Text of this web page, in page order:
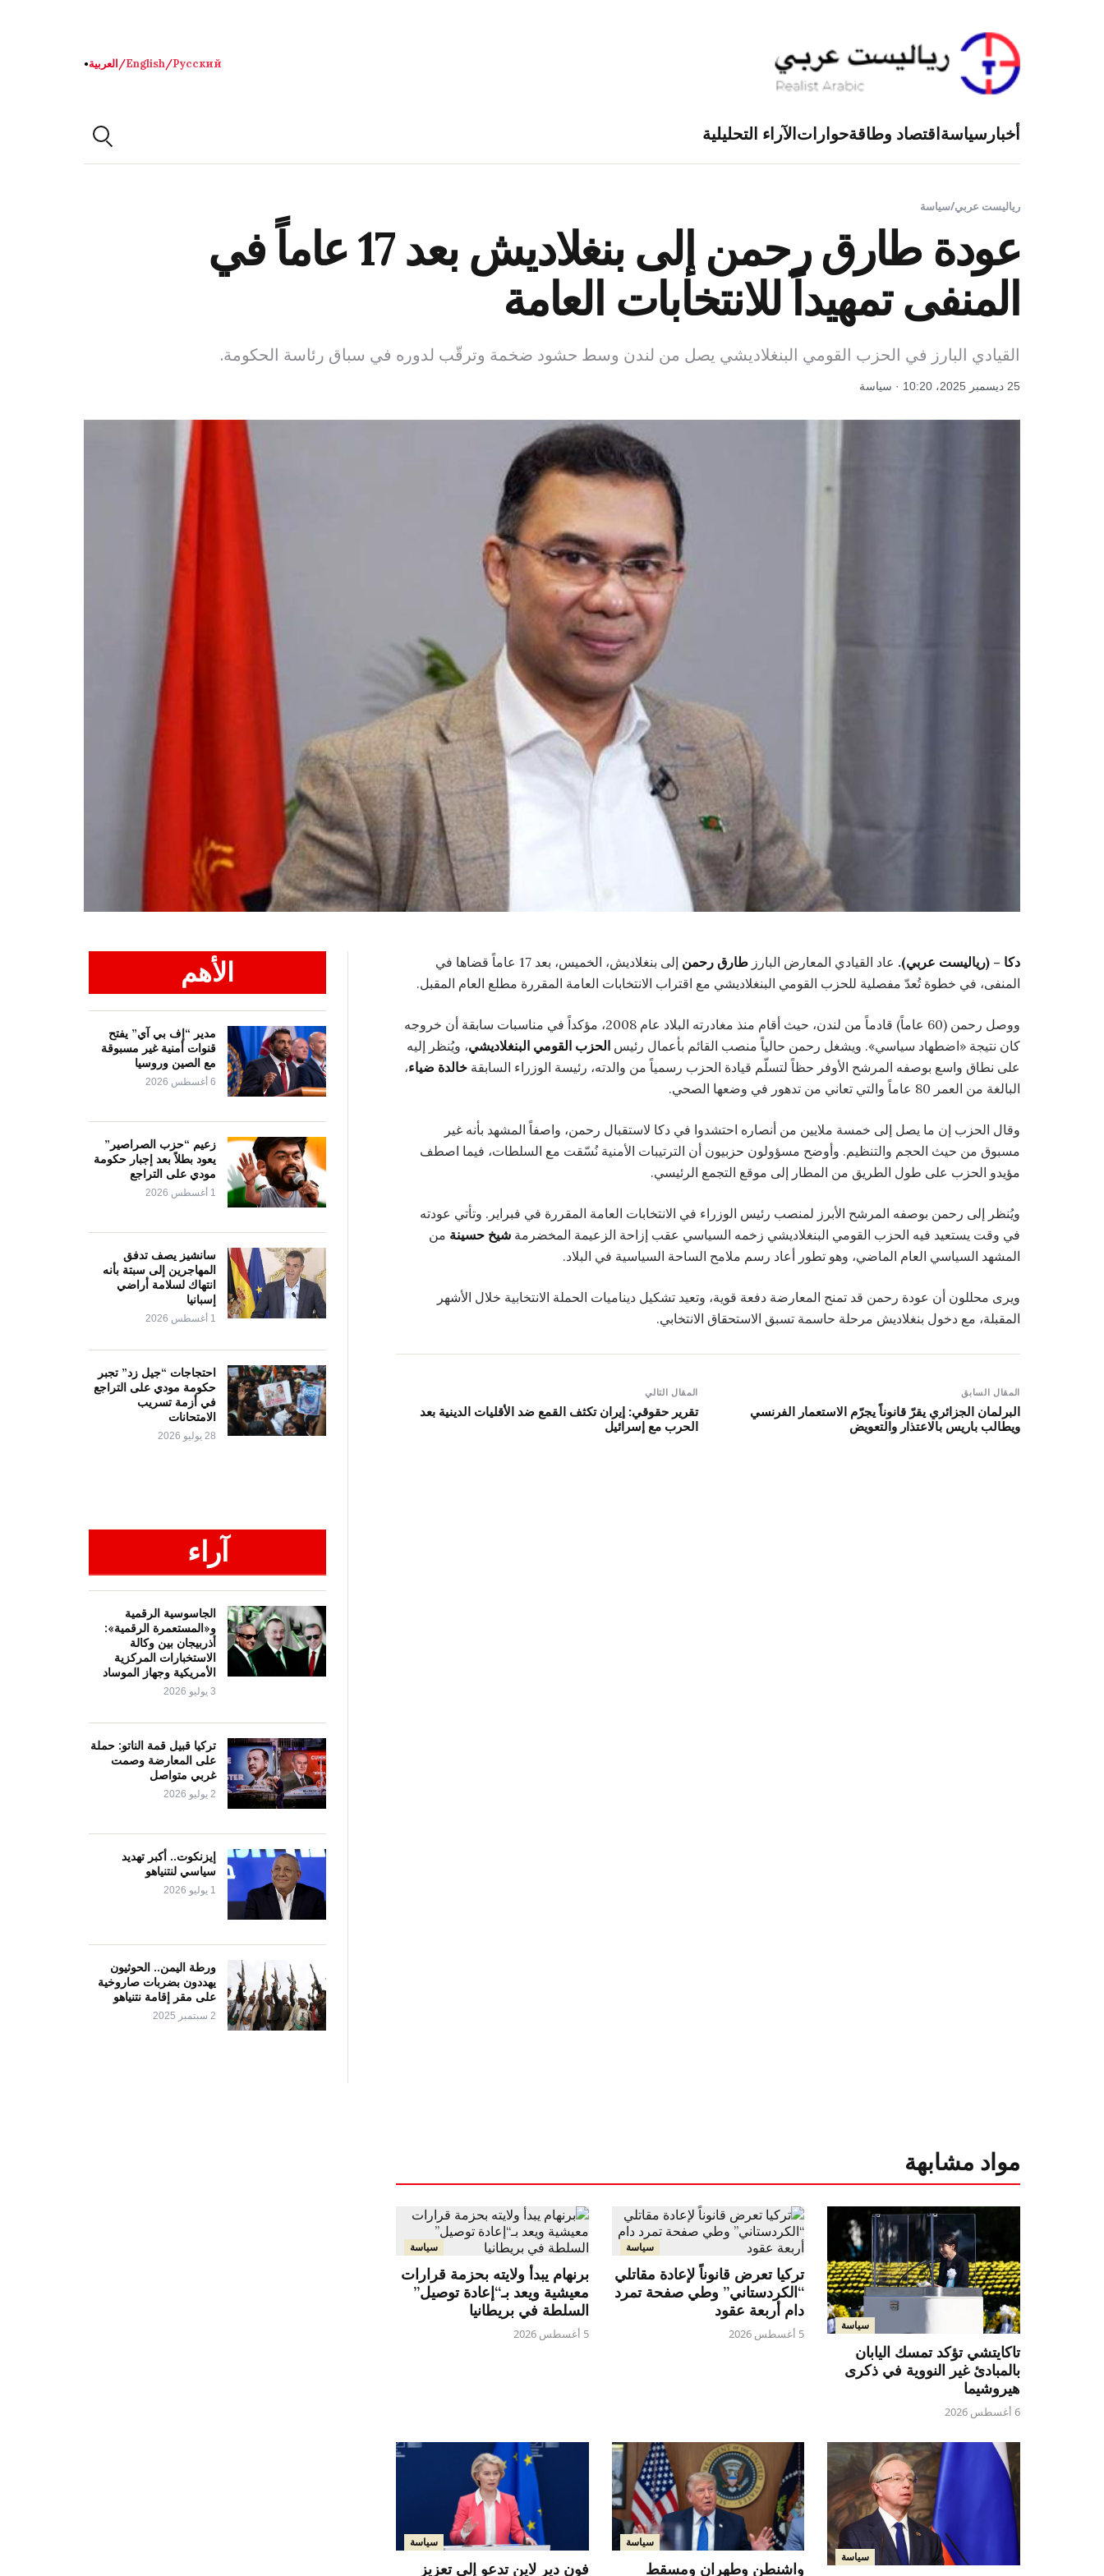
Русский
/
English
/العربية●
أخبار سياسةاقتصاد وطاقةحواراتالآراء التحليلية
رياليست عربي/سياسة
عودة طارق رحمن إلى بنغلاديش بعد 17 عاماً في
المنفى تمهيداً للانتخابات العامة
القيادي البارز في الحزب القومي البنغلاديشي يصل من لندن وسط حشود ضخمة وترقّب لدوره في سباق رئاسة الحكومة.
25 ديسمبر 2025، 10:20 · سياسة
دكا – (رياليست عربي). عاد القيادي المعارض البارز طارق رحمن
إلى بنغلاديش، الخميس، بعد 17 عاماً قضاها في
المنفى، في خطوة تُعدّ مفصلية للحزب القومي البنغلاديشي مع اقتراب الانتخابات العامة المقررة مطلع العام المقبل.
ووصل رحمن (60 عاماً) قادماً من لندن، حيث أقام منذ مغادرته البلاد عام 2008، مؤكداً في مناسبات سابقة أن خروجه
كان نتيجة «اضطهاد سياسي». ويشغل رحمن حالياً منصب القائم بأعمال رئيس الحزب القومي البنغلاديشي، ويُنظر إليه
على نطاق واسع بوصفه المرشح الأوفر حظاً لتسلّم قيادة الحزب رسمياً من والدته، رئيسة الوزراء السابقة خالدة ضياء،
البالغة من العمر 80 عاماً والتي تعاني من تدهور في وضعها الصحي.
وقال الحزب إن ما يصل إلى خمسة ملايين من أنصاره احتشدوا في دكا لاستقبال رحمن، واصفاً المشهد بأنه غير
مسبوق من حيث الحجم والتنظيم. وأوضح مسؤولون حزبيون أن الترتيبات الأمنية نُسّقت مع السلطات، فيما اصطف
مؤيدو الحزب على طول الطريق من المطار إلى موقع التجمع الرئيسي.
ويُنظر إلى رحمن بوصفه المرشح الأبرز لمنصب رئيس الوزراء في الانتخابات العامة المقررة في فبراير. وتأتي عودته
في وقت يستعيد فيه الحزب القومي البنغلاديشي زخمه السياسي عقب إزاحة الزعيمة المخضرمة شيخ حسينة من
المشهد السياسي العام الماضي، وهو تطور أعاد رسم ملامح الساحة السياسية في البلاد.
ويرى محللون أن عودة رحمن قد تمنح المعارضة دفعة قوية، وتعيد تشكيل ديناميات الحملة الانتخابية خلال الأشهر
المقبلة، مع دخول بنغلاديش مرحلة حاسمة تسبق الاستحقاق الانتخابي.
المقال السابق
البرلمان الجزائري يقرّ قانوناً يجرّم الاستعمار الفرنسي
ويطالب باريس بالاعتذار والتعويض
المقال التالي
تقرير حقوقي: إيران تكثف القمع ضد الأقليات الدينية بعد
الحرب مع إسرائيل
الأهم
مدير “إف بي آي” يفتح
قنوات أمنية غير مسبوقة
مع الصين وروسيا
6 أغسطس 2026
زعيم “حزب الصراصير”
يعود بطلاً بعد إجبار حكومة
مودي على التراجع
1 أغسطس 2026
سانشيز يصف تدفق
المهاجرين إلى سبتة بأنه
انتهاك لسلامة أراضي
إسبانيا
1 أغسطس 2026
احتجاجات “جيل زد” تجبر
حكومة مودي على التراجع
في أزمة تسريب
الامتحانات
28 يوليو 2026
آراء
الجاسوسية الرقمية
و«المستعمرة الرقمية»:
أذربيجان بين وكالة
الاستخبارات المركزية
الأمريكية وجهاز الموساد
3 يوليو 2026
تركيا قبيل قمة الناتو: حملة
على المعارضة وصمت
غربي متواصل
2 يوليو 2026
إيزنكوت.. أكبر تهديد
سياسي لنتنياهو
1 يوليو 2026
ورطة اليمن.. الحوثيون
يهددون بضربات صاروخية
على مقر إقامة نتنياهو
2 سبتمبر 2025
مواد مشابهة
سياسة
تاكايتشي تؤكد تمسك اليابان
بالمبادئ غير النووية في ذكرى
هيروشيما
6 أغسطس 2026
سياسة
تركيا تعرض قانوناً لإعادة مقاتلي
“الكردستاني” وطي صفحة تمرد
دام أربعة عقود
5 أغسطس 2026
سياسة
برنهام يبدأ ولايته بحزمة قرارات
معيشية ويعد بـ“إعادة توصيل”
السلطة في بريطانيا
5 أغسطس 2026
سياسة
سياسة
واشنطن وطهران ومسقط
سياسة
فون دير لاين تدعو إلى تعزيز